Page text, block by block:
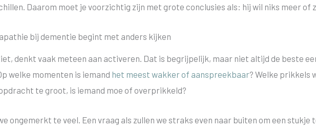
Daarom moet je voorzichtig zijn met grote conclusies als: hij wil niks meer of
bij dementie begint met anders kijken
denkt vaak meteen aan activeren. Dat is begrijpelijk, maar niet altijd de beste
welke momenten is iemand het meest wakker of aanspreekbaar? Welke prikkels
te groot, is iemand moe of overprikkeld?
ongemerkt te veel. Een vraag als zullen we straks even naar buiten om een